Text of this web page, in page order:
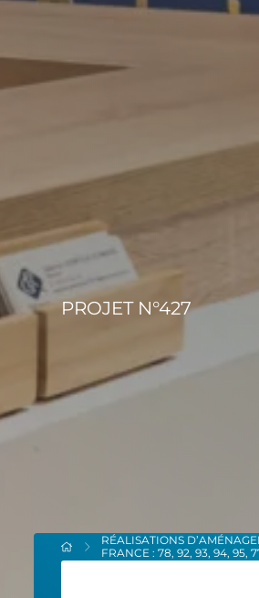
PROJET N°427
RÉALISATIONS
FRANCE : 78, 92, 93, 94, 95,